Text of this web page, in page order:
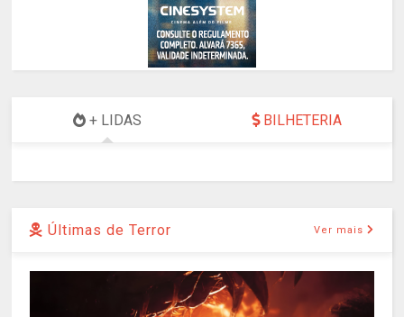
+ LIDAS BILHETERIA
Últimas de Terror Ver mais